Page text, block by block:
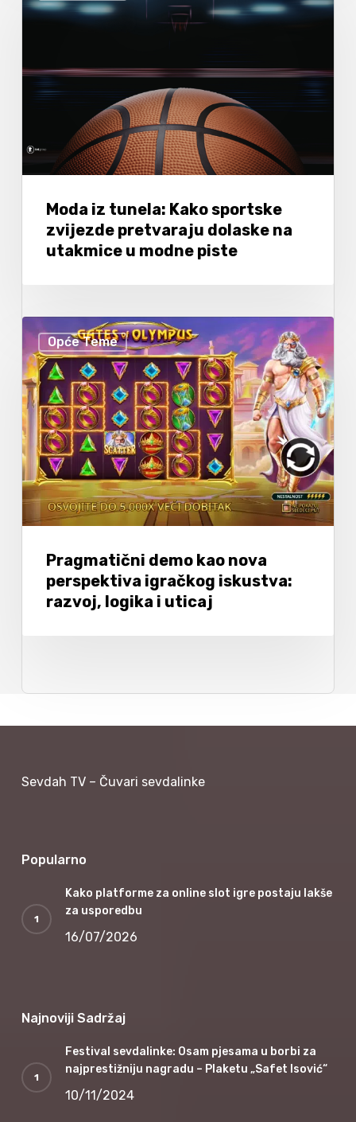
Moda iz tunela: Kako sportske
zvijezde pretvaraju dolaske na
utakmice u modne piste
Opće Teme
Pragmatični demo kao nova
perspektiva igračkog iskustva:
razvoj, logika i uticaj
Sevdah TV – Čuvari sevdalinke
Popularno
Kako platforme za online slot igre postaju lakše
za usporedbu
16/07/2026
Najnoviji Sadržaj
Festival sevdalinke: Osam pjesama u borbi za
najprestižniju nagradu – Plaketu „Safet Isović“
10/11/2024